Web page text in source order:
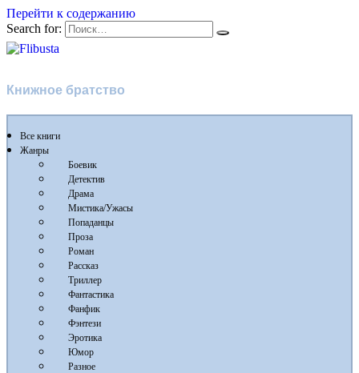
Перейти к содержанию
Search for:
Книжное братство
Все книги
Жанры
Боевик
Детектив
Драма
Мистика/Ужасы
Попаданцы
Проза
Роман
Рассказ
Триллер
Фантастика
Фанфик
Фэнтези
Эротика
Юмор
Разное